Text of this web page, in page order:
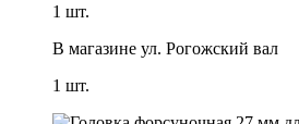
1 шт.
В магазине ул. Рогожский вал
1 шт.